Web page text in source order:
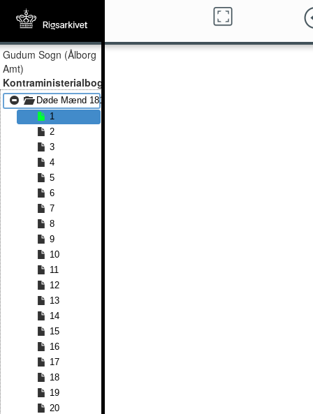
Gudum Sogn (Ålborg
Amt)
Kontraministerialbog
Døde Mænd 1813 - Døde Mænd 1836
1
2
3
4
5
6
7
8
9
10
11
12
13
14
15
16
17
18
19
20